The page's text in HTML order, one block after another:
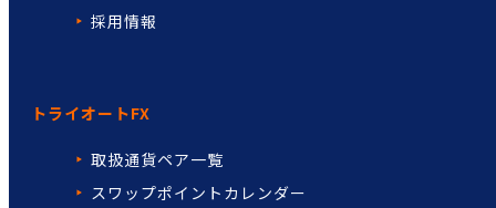
採用情報
トライオートFX
取扱通貨ペア一覧
スワップポイントカレンダー